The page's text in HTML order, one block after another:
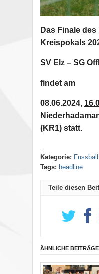
Das Finale
Kreispokals
SV Elz – SG
findet am
08.06.2024,
(KR1) statt.
.
Kategorie: Fussball
Tags: headline
Teile diesen
ÄHNLICHE BEITRÄGE